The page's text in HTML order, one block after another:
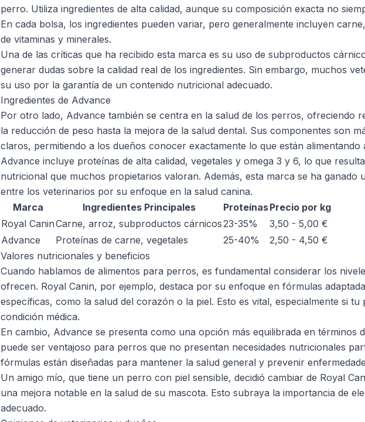
perro. Utiliza ingredientes de alta calidad, aunque su composición exacta no
En cada bolsa, los ingredientes pueden variar, pero generalmente incluyen
de vitaminas y minerales.
Una de las críticas que ha recibido esta marca es su uso de subproductos
generar dudas sobre la calidad real de los ingredientes. Sin embargo, muchos
su uso por la garantía de un contenido nutricional adecuado.
Ingredientes de Advance
Por otro lado, Advance también se centra en la salud de los perros, ofreciendo
la reducción de peso hasta la mejora de la salud dental. Sus componentes son
claros, permitiendo a los dueños conocer exactamente lo que están alimentando
Advance incluye proteínas de alta calidad, vegetales y omega 3 y 6, lo que
nutricional que muchos propietarios valoran. Además, esta marca se ha ganado
entre los veterinarios por su enfoque en la salud canina.
Marca
Ingredientes Principales ProteínasPrecio por kg
Royal CaninCarne, arroz, subproductos cárnicos23-35%
3,50 - 5,00 €
Advance
Proteínas de carne, vegetales 25-40%
2,50 - 4,50 €
Valores nutricionales y beneficios
Cuando hablamos de alimentos para perros, es fundamental considerar los
ofrecen. Royal Canin, por ejemplo, destaca por su enfoque en fórmulas
específicas, como la salud del corazón o la piel. Esto es vital, especialmente si tu
condición médica.
En cambio, Advance se presenta como una opción más equilibrada en términos
puede ser ventajoso para perros que no presentan necesidades nutricionales
fórmulas están diseñadas para mantener la salud general y prevenir
Un amigo mío, que tiene un perro con piel sensible, decidió cambiar de Royal
una mejora notable en la salud de su mascota. Esto subraya la importancia de
adecuado.